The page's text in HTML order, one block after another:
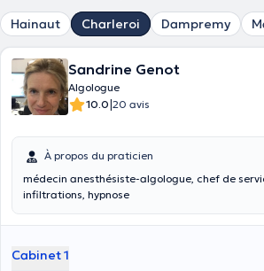
Hainaut Charleroi Dampremy
Sandrine Genot
Algologue
10.0|20 avis
À propos du praticien
médecin anesthésiste-algologue, chef de service
infiltrations, hypnose
Cabinet 1